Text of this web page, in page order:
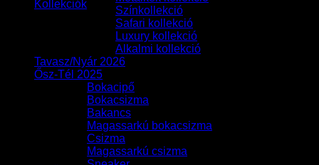
Kollekciók
Színkollekció
Safari kollekció
Luxury kollekció
Alkalmi kollekció
Tavasz/Nyár 2026
Ősz-Tél 2025
Bokacipő
Bokacsizma
Bakancs
Magassarkú bokacsizma
Csizma
Magassarkú csizma